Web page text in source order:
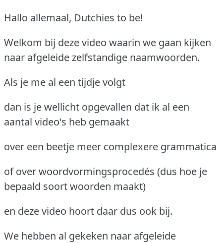
Hallo allemaal, Dutchies to be!
Welkom bij deze video waarin we gaan kijken
naar afgeleide zelfstandige naamwoorden.
Als je me al een tijdje volgt
dan is je wellicht opgevallen dat ik al een
aantal video's heb gemaakt
over een beetje meer complexere grammatica
of over woordvormingsprocedés (dus hoe je
bepaald soort woorden maakt)
en deze video hoort daar dus ook bij.
We hebben al gekeken naar afgeleide